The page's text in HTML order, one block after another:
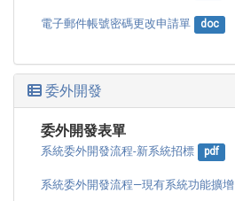
電子郵件帳號密碼更改申請單 doc
委外開發
委外開發表單
系統委外開發流程-新系統招標 pdf
系統委外開發流程—現有系統功能擴增